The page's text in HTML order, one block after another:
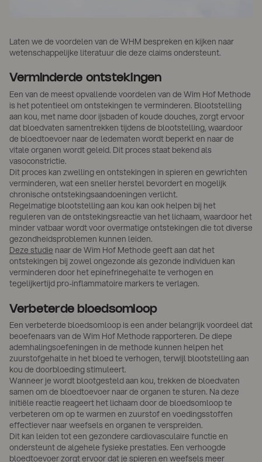
Laten we de voordelen van de WHM bespreken en kijken naar
wetenschappelijke literatuur die deze claims ondersteunt.
Verminderde ontstekingen
Een van de meest opvallende voordelen van de Wim Hof Methode
is het potentieel om ontstekingen te verminderen. Blootstelling
aan kou, met name door ijsbaden of koude douches, zorgt ervoor
dat bloedvaten samentrekken tijdens de blootstelling, waardoor
de bloedtoevoer naar de ledematen wordt beperkt en naar de
vitale organen wordt geleid. Dit proces staat bekend als
vasoconstrictie.
Dit proces kan zwelling en ontstekingen in spieren en gewrichten
verminderen, wat een sneller herstel bevordert en mogelijk
chronische ontstekingsaandoeningen verlicht.
Regelmatige blootstelling aan kou kan ook helpen bij het
reguleren van de ontstekingsreactie van het lichaam, waardoor het
minder vatbaar wordt voor overmatige ontstekingen die tot diverse
gezondheidsproblemen kunnen leiden.
Deze studie naar de Wim Hof Methode geeft aan dat het
ontstekingen bij zowel ongezonde als gezonde individuen kan
verminderen door het epinefrinegehalte te verhogen en
tegelijkertijd pro-inflammatoire markers te verlagen.
Verbeterde bloedsomloop
Een verbeterde bloedsomloop is een ander belangrijk voordeel dat
beoefenaars van de Wim Hof Methode rapporteren. De diepe
ademhalingsoefeningen in de methode kunnen helpen het
zuurstofgehalte in het bloed te verhogen, terwijl blootstelling aan
kou de doorbloeding stimuleert.
Wanneer je wordt blootgesteld aan kou, trekken de bloedvaten
samen om de bloedtoevoer naar de organen te sturen. Na deze
initiële reactie reageert het lichaam door de bloedsomloop te
verbeteren om op te warmen en zuurstof en voedingsstoffen
effectiever naar weefsels en organen te verspreiden.
Dit kan leiden tot een gezondere cardiovasculaire functie en
ondersteunt de algehele fysieke prestaties. Een verhoogde
bloedtoevoer zorgt ervoor dat je spieren en weefsels meer